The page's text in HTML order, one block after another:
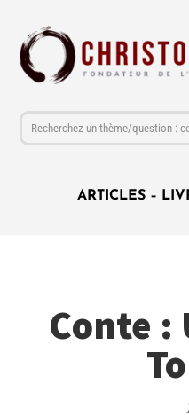
ARTICLES –
Conte :